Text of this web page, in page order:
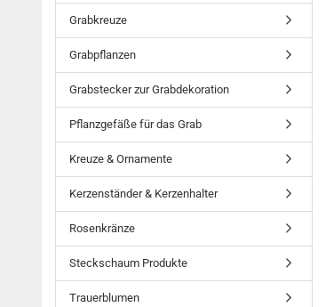
Grabkreuze
Grabpflanzen
Grabstecker zur Grabdekoration
Pflanzgefäße für das Grab
Kreuze & Ornamente
Kerzenständer & Kerzenhalter
Rosenkränze
Steckschaum Produkte
Trauerblumen